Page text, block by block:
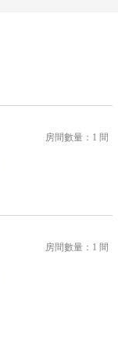
房間數量：1 間
房間數量：1 間